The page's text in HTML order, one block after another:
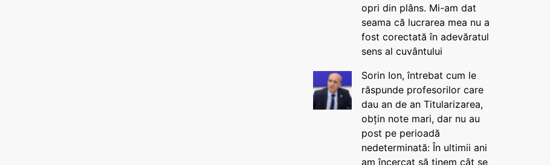
opri din plâns. Mi-am dat
seama că lucrarea mea nu a
fost corectată în adevăratul
sens al cuvântului
Sorin Ion, întrebat cum le
răspunde profesorilor care
dau an de an Titularizarea,
obțin note mari, dar nu au
post pe perioadă
nedeterminată: În ultimii ani
am încercat să ținem cât se